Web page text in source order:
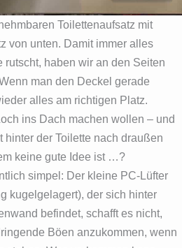
Toilettenaufsatz mit
von unten. Damit immer alles
haben wir an den Seiten
man den Deckel gerade
alles am richtigen Platz.
ins Dach machen wollen – und
hinter der Toilette nach draußen
keine gute Idee ist …?
simpel: Der kleine PC-Lüfter
kugelgelagert), der sich hinter
befindet, schafft es nicht,
Böen anzukommen, wenn